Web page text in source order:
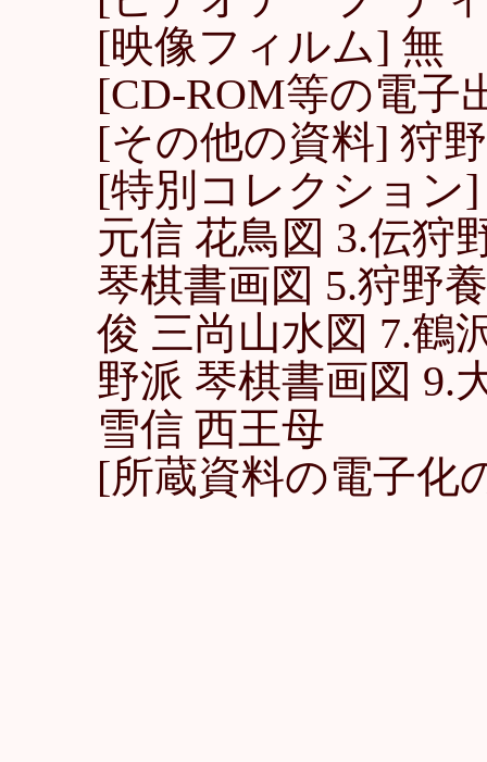
[映像フィルム] 無
[CD-ROM等の電子
[その他の資料] 狩
[特別コレクション
元信 花鳥図 3.伝狩
琴棋書画図 5.狩野
俊 三尚山水図 7.鶴
野派 琴棋書画図 9.
雪信 西王母
[所蔵資料の電子化